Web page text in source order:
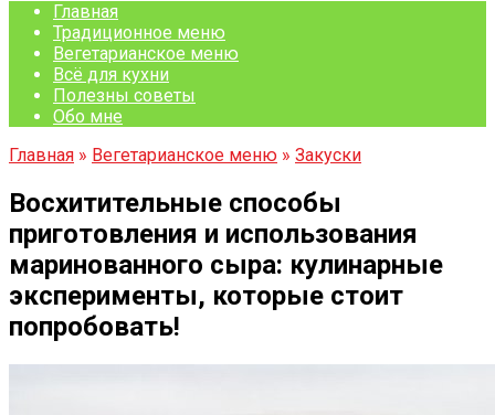
Главная
Традиционное меню
Вегетарианское меню
Всё для кухни
Полезны советы
Обо мне
Главная » Вегетарианское меню » Закуски
Восхитительные способы
приготовления и использования
маринованного сыра: кулинарные
эксперименты, которые стоит
попробовать!